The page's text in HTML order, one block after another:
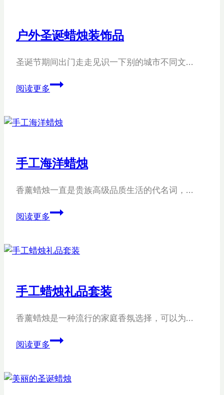
户外圣诞蜡烛装饰品
圣诞节期间出门走走见识一下别的城市不同文…
阅读更多户
诞
装
品
手工海洋蜡烛
香薰蜡烛一直是贵族高级品质生活的代名词，…
阅读更多手
洋
手工蜡烛礼品套装
香薰蜡烛是一种流行的家庭香氛选择，可以为…
阅读更多手
烛